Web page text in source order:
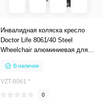
Инвалидная коляска кресло
Doctor Life 8061/40 Steel
Wheelchair алюминиевая для
В наличии
VZT-8061 *
0